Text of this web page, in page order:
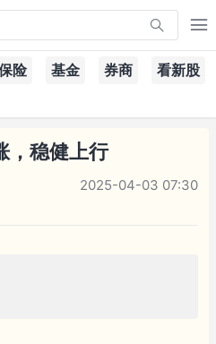
险 基金 券商
看新股
，稳健上行
2025-04-03 07:30